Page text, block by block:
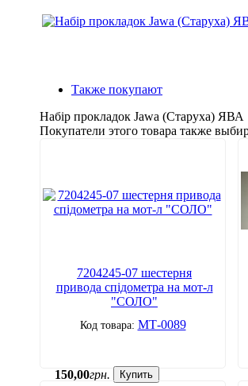
Также покупают
Набір прокладок Jawa (Старуха) ЯВА
Покупатели этого товара также
7204245-07 шестерня
привода спідометра на мот-л
"СОЛО"
МТ-0089
150,00грн. Купить